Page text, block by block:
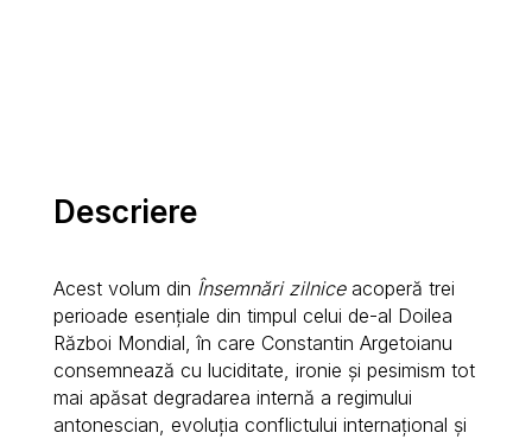
Descriere
Acest volum din Însemnări zilniceacoperă trei
perioade esențiale din timpul celui de-al Doilea
Război Mondial, în care Constantin Argetoianu
consemnează cu luciditate, ironie și pesimism tot
mai apăsat degradarea internă a regimului
antonescian, evoluția conflictului internațional și